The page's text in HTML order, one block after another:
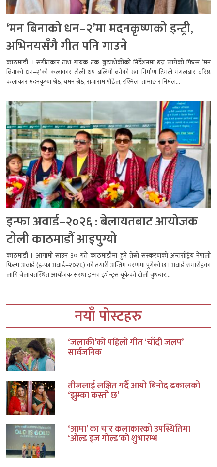
‘मन बिनाको धन–२’मा मदनकृष्णको इन्ट्री,
अभिनयसँगै गीत पनि गाउने
काठमाडौं । संगीतकार तथा गायक टंक बुढाथोकीको निर्देशनमा बन्न लागेको फिल्म ‘मन
बिनाको धन–२’को कलाकार टोली थप बलियो बनेको छ। निर्माण टिमले मंगलबार वरिष्ठ
कलाकार मदनकृष्ण श्रेष्ठ, यमन श्रेष्ठ, राजाराम पौडेल, रश्मिला तामाङ र निर्मल...
इन्फा अवार्ड–२०२६ : बेलायतबाट आयोजक
टोली काठमाडौं आइपुग्यो
काठमाडौं । आगामी साउन ३० गते काठमाडौंमा हुने तेस्रो संस्करणको अन्तर्राष्ट्रिय नेपाली
फिल्म अवार्ड (इन्फा अवार्ड–२०२६) को तयारी अन्तिम चरणमा पुगेको छ। अवार्ड समारोहका
लागि बेलायतस्थित आयोजक संस्था इन्फा इभेन्ट्स यूकेको टोली बुधबार...
नयाँ पोस्टहरु
‘जलाकी’को पहिलो गीत ‘चाँदी जलप’
सार्वजनिक
तीजलाई लक्षित गर्दै आयो बिनोद ढकालको
‘झुम्का कस्तो छ’
‘आमा’ का चार कलाकारको उपस्थितिमा
‘ओल्ड इज गोल्ड’को शुभारम्भ